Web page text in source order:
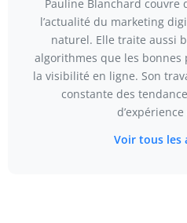
Pauline Blanchard
l’actualité du marketing
naturel. Elle traite aussi
algorithmes que les
la visibilité en ligne. Son
constante des
Voir tous les